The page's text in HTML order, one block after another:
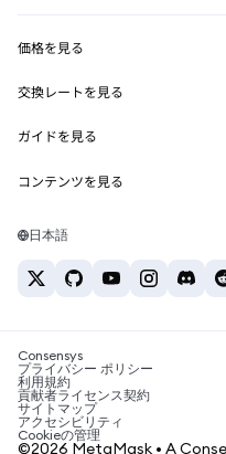
MetaMask Connect
Snaps
Web3サービス
セキュリティ
サポート
キャリア
お問い合わせ
価格を見る
イーサリアムの価格
Solanaの価格
Tetherの価格
交換レートを見る
ETH→USD
USDT→INR
BTC→INR
ETH→USDT
ガイドを見る
ETHの購入
USDTの購入
SHIBの購入
BNBの購入
コンテンツを見る
Solanaウォレット
税制関連ニュース
暗号資産の購入方法は？
ビットコインを売るには？
日本語
Consensys
プライバシー ポリシー
利用規約
貢献者ライセンス契約
サイトマップ
アクセシビリティ
Cookieの管理
©2026 MetaMask • A